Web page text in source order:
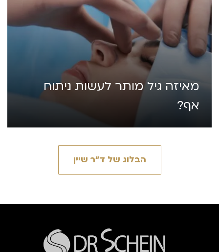
מאיזה גיל מותר לעשות ניתוח
אף?
הבלוג של ד״ר שיין